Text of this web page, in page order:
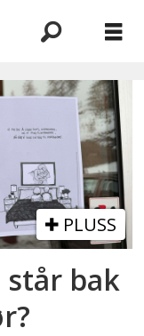
PLUSS
står bak